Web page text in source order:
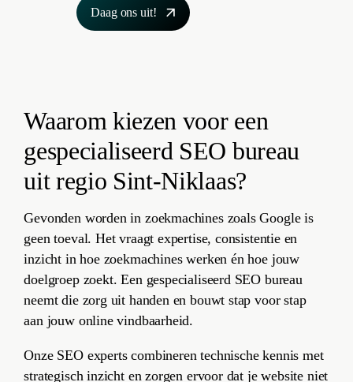
Daag ons uit!
Waarom kiezen voor een
gespecialiseerd SEO bureau
uit regio Sint-Niklaas?
Gevonden worden in zoekmachines zoals Google is
geen toeval. Het vraagt expertise, consistentie en
inzicht in hoe zoekmachines werken én hoe jouw
doelgroep zoekt. Een gespecialiseerd SEO bureau
neemt die zorg uit handen en bouwt stap voor stap
aan jouw online vindbaarheid.
Onze SEO experts combineren technische kennis met
strategisch inzicht en zorgen ervoor dat je website niet